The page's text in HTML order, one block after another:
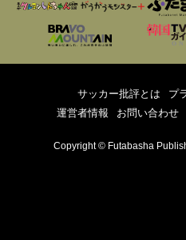
サッカー批評とは
プ
運営者情報
お問い合わせ
Copyright © Futabasha